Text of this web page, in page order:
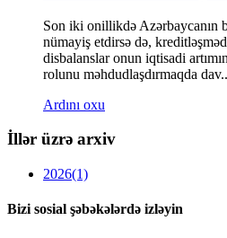
Son iki onillikdə Azərbaycanın
nümayiş etdirsə də,
disbalanslar onun iqtisadi
rolunu məhdudlaşdırmaqda
Ardını oxu
İllər üzrə arxiv
2026(1)
Bizi sosial şəbəkələrdə izləyin